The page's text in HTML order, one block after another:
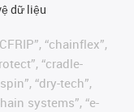
dữ liệu
“chainflex”,
“cradle-
“dry-tech”,
systems”, “e-